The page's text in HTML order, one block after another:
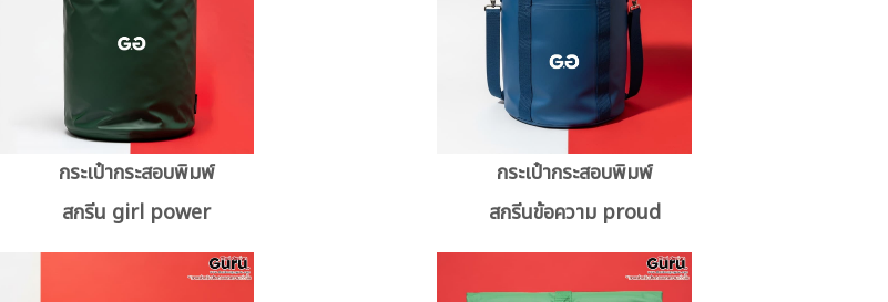
กระเป๋ากระสอบพิมพ์
สกรีน girl power
กระเป๋ากระสอบพิมพ์
สกรีนข้อความ proud